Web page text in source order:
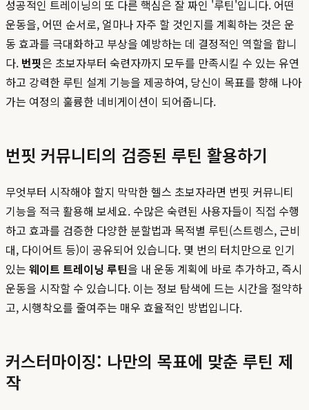
성공적인 트레이닝의 또 다른 핵심은 잘 짜인 '루틴'입니다. 어떤
운동을, 어떤 순서로, 얼마나 자주 할 것인지를 계획하는 것은 운
동 효과를 극대화하고 부상을 예방하는 데 결정적인 역할을 합니
다. 번핏은 초보자부터 숙련자까지 모두를 만족시킬 수 있는 유연
하고 강력한 루틴 설계 기능을 제공하여, 당신이 목표를 향해 나아
가는 여정의 훌륭한 네비게이션이 되어줍니다.
번핏 커뮤니티의 검증된 루틴 활용하기
무엇부터 시작해야 할지 막막한 헬스 초보자라면 번핏 커뮤니티
기능을 적극 활용해 보세요. 수많은 숙련된 사용자들이 직접 수행
하고 효과를 검증한 다양한 분할법과 목적별 루틴(스트렝스, 근비
대, 다이어트 등)이 공유되어 있습니다. 몇 번의 터치만으로 인기
있는 웨이트 트레이닝 루틴을 내 운동 계획에 바로 추가하고, 즉시
운동을 시작할 수 있습니다. 이는 정보 탐색에 드는 시간을 절약하
고, 시행착오를 줄여주는 매우 효율적인 방법입니다.
커스터마이징: 나만의 목표에 맞춘 루틴 제
작